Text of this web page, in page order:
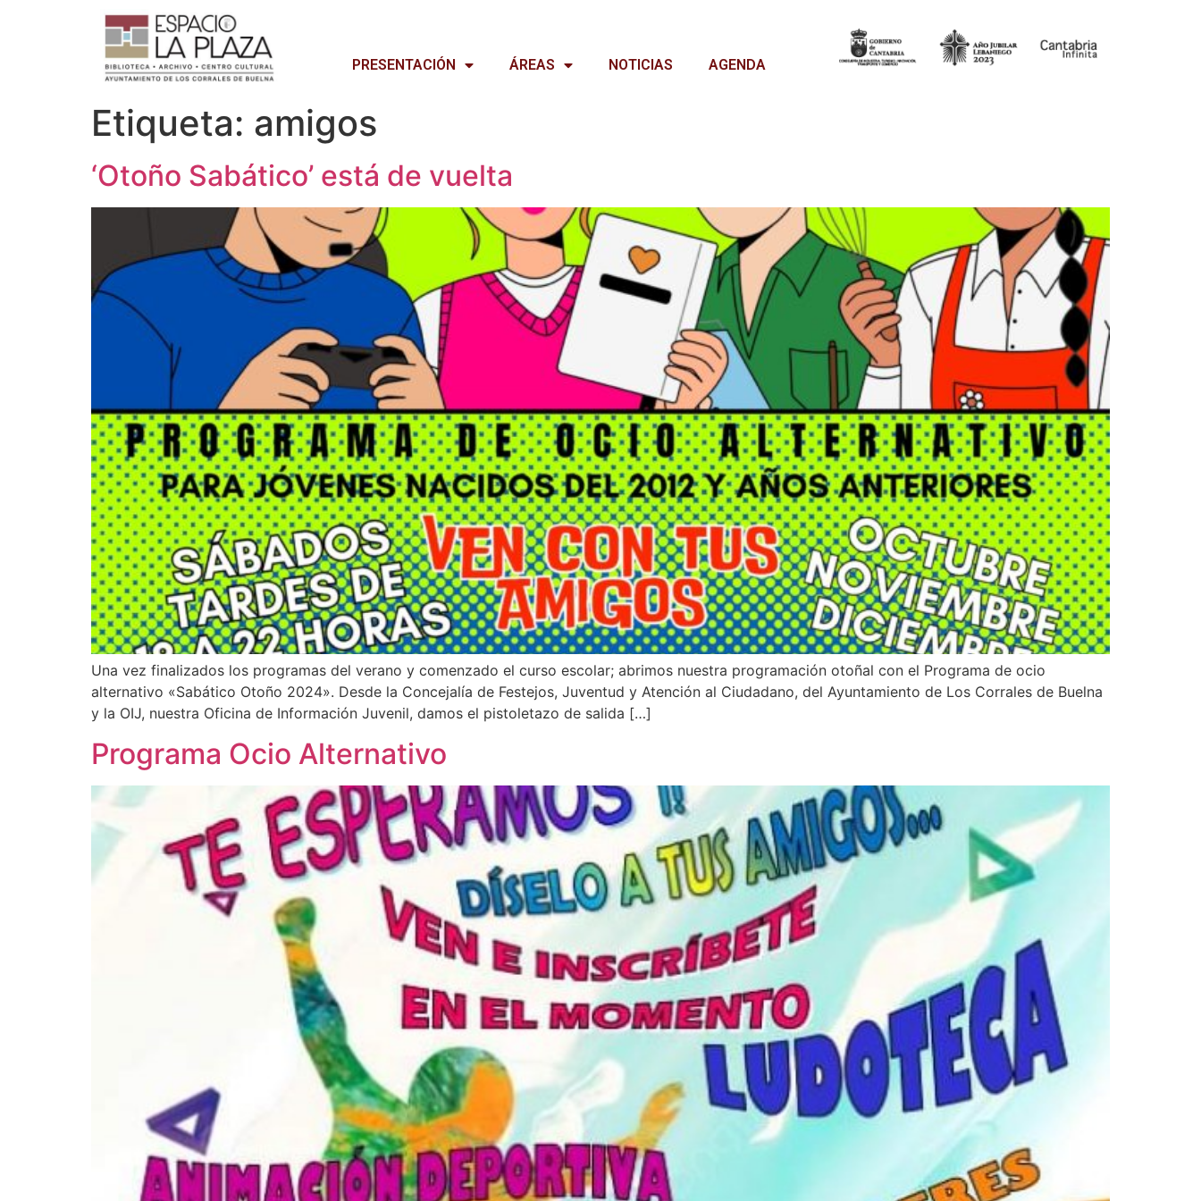
PRESENTACIÓN ÁREAS NOTICIAS AGENDA
Etiqueta: amigos
‘Otoño Sabático’ está de vuelta
Una vez finalizados los programas del verano y comenzado el curso escolar; abrimos nuestra programación otoñal con el Programa de ocio
alternativo «Sabático Otoño 2024». Desde la Concejalía de Festejos, Juventud y Atención al Ciudadano, del Ayuntamiento de Los Corrales de Buelna
y la OIJ, nuestra Oficina de Información Juvenil, damos el pistoletazo de salida […]
Programa Ocio Alternativo